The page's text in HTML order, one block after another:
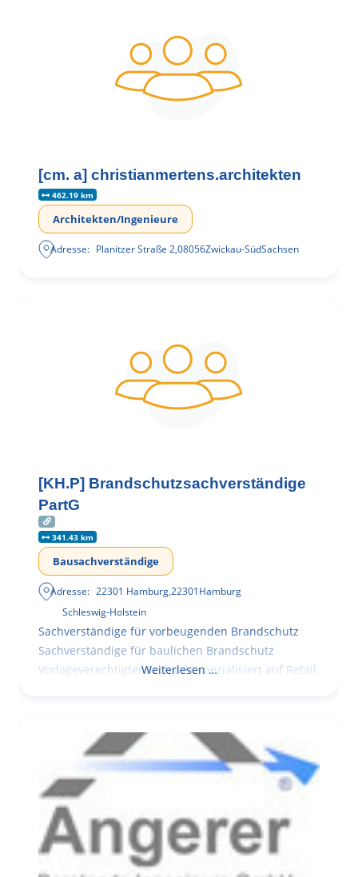
[cm. a] christianmertens.architekten
462.19 km
Architekten/Ingenieure
Adresse: Planitzer Straße 2,08056Zwickau-SüdSachsen
[KH.P] Brandschutzsachverständige
PartG
341.43 km
Bausachverständige
Adresse: 22301 Hamburg,22301Hamburg
Schleswig-Holstein
Sachverständige für vorbeugenden Brandschutz
Sachverständige für baulichen Brandschutz
Vorlageverechtigter Architekt spezialisiert auf Retail
Weiterlesen …